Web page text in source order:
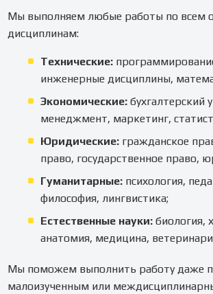
Мы выполняем любые работы по всем
дисциплинам:
Технические:
инженерные дисциплины,
Экономические: бухгалтерский
менеджмент, маркетинг,
Юридические: гражданское
право, государственное право,
Гуманитарные: психология,
философия, лингвистика;
Естественные науки: биология,
анатомия, медицина,
Мы поможем выполнить работу даже
малоизученным или